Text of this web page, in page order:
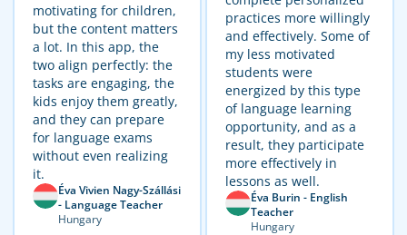
motivating for children,
but the content matters
a lot. In this app, the
two align perfectly: the
tasks are engaging, the
kids enjoy them greatly,
and they can prepare
for language exams
without even realizing
it.
Éva Vivien Nagy-Szállási
- Language Teacher
Hungary
practices more willingly
and effectively. Some of
my less motivated
students were
energized by this type
of language learning
opportunity, and as a
result, they participate
more effectively in
lessons as well.
Éva Burin - English
Teacher
Hungary